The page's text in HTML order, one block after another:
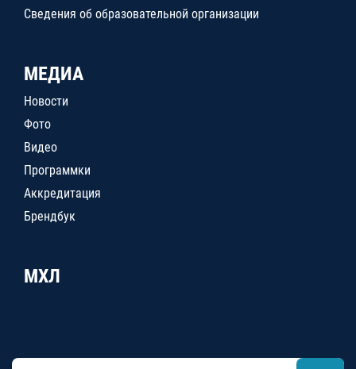
Сведения об образовательной организации
МЕДИА
Новости
Фото
Видео
Программки
Аккредитация
Брендбук
МХЛ